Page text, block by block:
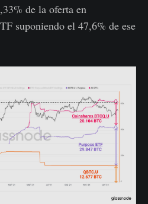
de la oferta en
suponiendo el 47,6% de ese